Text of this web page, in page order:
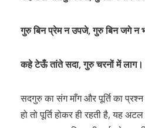
गुरु बिन प्रेम न उपजे, गुरु बिन जगे न
कहे टेऊँ तांते सदा, गुरु चरनों में
सदगुरु का संग माँग और पूर्ति का
हो तो पूर्ति होकर ही रहती है, यह